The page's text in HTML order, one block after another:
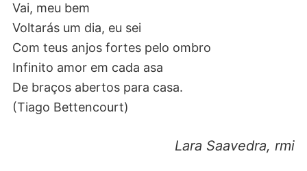
Vai, meu bem
Voltarás um dia, eu sei
Com teus anjos fortes pelo ombro
Infinito amor em cada asa
De braços abertos para casa.
(Tiago Bettencourt)
Lara Saavedra, rmi